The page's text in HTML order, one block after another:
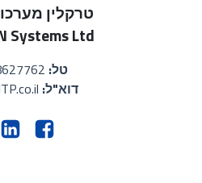
טרקלין
Systems Ltd
טל:
דוא"ל: